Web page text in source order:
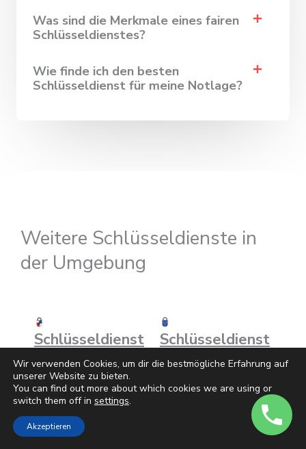
Was sind die Merkmale eines fairen
Schlüsseldienstes?
Wie finde ich den besten
Schlüsseldienst für meine Notlage?
Weitere Schlüsseldienste in
der Umgebung
Schlüsseldienst
Kempen
Schlüsseldienst
Viersen
Schlüsseldienst Schlüsseldienst
Wir verwenden Cookies, um dir die bestmögliche Erfahrung auf
unserer Website zu bieten.
You can find out more about which cookies we are using or
switch them off in settings.
Akzeptieren